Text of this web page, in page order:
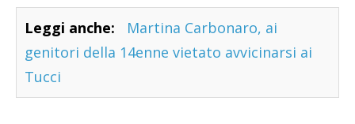
Leggi anche:
Martina Carbonaro, ai
genitori della 14enne vietato avvicinarsi ai
Tucci